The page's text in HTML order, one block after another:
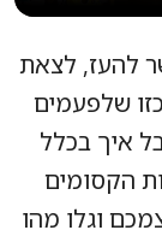
לצאת
בכלל
מהו